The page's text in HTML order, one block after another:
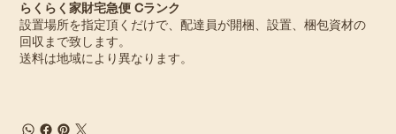
らくらく家財宅急便 Cランク
設置場所を指定頂くだけで、配達員が開梱、設置、梱包資材の
回収まで致します。
送料は地域により異なります。